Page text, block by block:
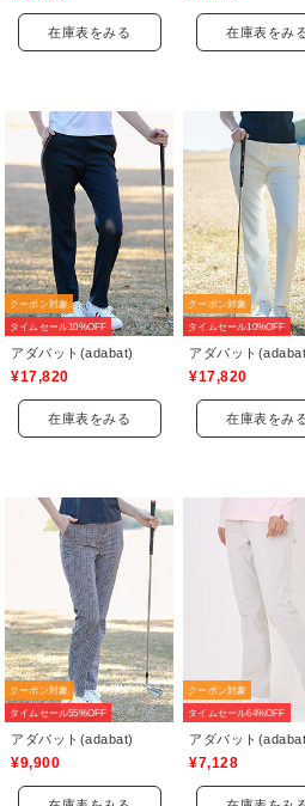
在庫表をみる 在庫表をみ
クーポン対象
タイムセール10%OFF
アダバット(adabat)
¥17,820
在庫表をみる
クーポン対象
タイムセール10%OFF
アダバット
¥17,820
在庫表をみ
クーポン対象
タイムセール55%OFF
アダバット(adabat)
¥9,900
クーポン対象
タイムセール64%OFF
アダバット
¥7,128